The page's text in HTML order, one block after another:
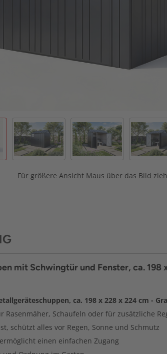
Für größere Ansicht Maus über das Bild
mit Schwingtür und Fenster, ca. 198
ca. 198 x 228 x 224 cm -
Rasenmäher, Schaufeln oder für zusätzliche
schützt alles vor Regen, Sonne und Schmutz
einen einfachen Zugang